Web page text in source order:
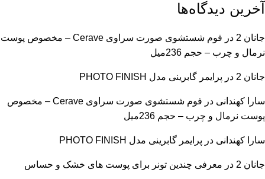
آخرین دیدگاه‌ها
جانان 2 در
فوم شستشوی صورت سراوی Cerave – مخصوص پوست
نرمال و چرب – حجم 236میل
جانان 2 در پرایمر گابرینی مدل PHOTO FINISH
سارا کهندانی در
فوم شستشوی صورت سراوی Cerave – مخصوص
پوست نرمال و چرب – حجم 236میل
سارا کهندانی در پرایمر گابرینی مدل PHOTO FINISH
جانان 2 در معرفی چندین تونر برای پوست های خشک و حساس